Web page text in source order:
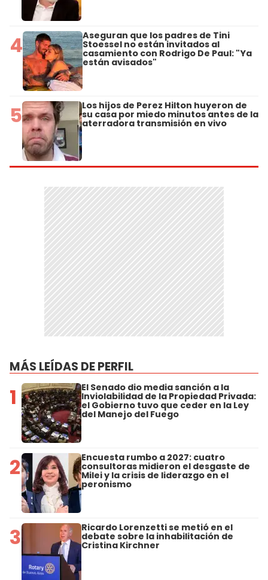
4 Aseguran que los padres de Tini
Stoessel no están invitados al
casamiento con Rodrigo De Paul: "Ya
están avisados"
5 Los hijos de Perez Hilton huyeron de
su casa por miedo minutos antes de la
aterradora transmisión en vivo
MÁS LEÍDAS DE PERFIL
1 El Senado dio media sanción a la
Inviolabilidad de la Propiedad Privada:
el Gobierno tuvo que ceder en la Ley
del Manejo del Fuego
2 Encuesta rumbo a 2027: cuatro
consultoras midieron el desgaste de
Milei y la crisis de liderazgo en el
peronismo
3 Ricardo Lorenzetti se metió en el
debate sobre la inhabilitación de
Cristina Kirchner